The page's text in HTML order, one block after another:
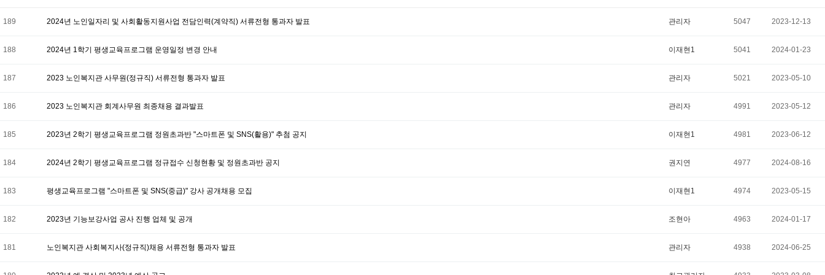
189 2024년 노인일자리 및 사회활동지원사업 전담인력(계약직) 서류전형 통과자 발표 관리자 5047 2023-12-13
188 2024년 1학기 평생교육프로그램 운영일정 변경 안내 이재현1 5041 2024-01-23
187 2023 노인복지관 사무원(정규직) 서류전형 통과자 발표 관리자 5021 2023-05-10
186 2023 노인복지관 회계사무원 최종채용 결과발표 관리자 4991 2023-05-12
185 2023년 2학기 평생교육프로그램 정원초과반 "스마트폰 및 SNS(활용)" 추첨 공지 이재현1 4981 2023-06-12
184 2024년 2학기 평생교육프로그램 정규접수 신청현황 및 정원초과반 공지 권지연 4977 2024-08-16
183 평생교육프로그램 "스마트폰 및 SNS(중급)" 강사 공개채용 모집 이재현1 4974 2023-05-15
182 2023년 기능보강사업 공사 진행 업체 및 공개 조현아 4963 2024-01-17
181 노인복지관 사회복지사(정규직)채용 서류전형 통과자 발표 관리자 4938 2024-06-25